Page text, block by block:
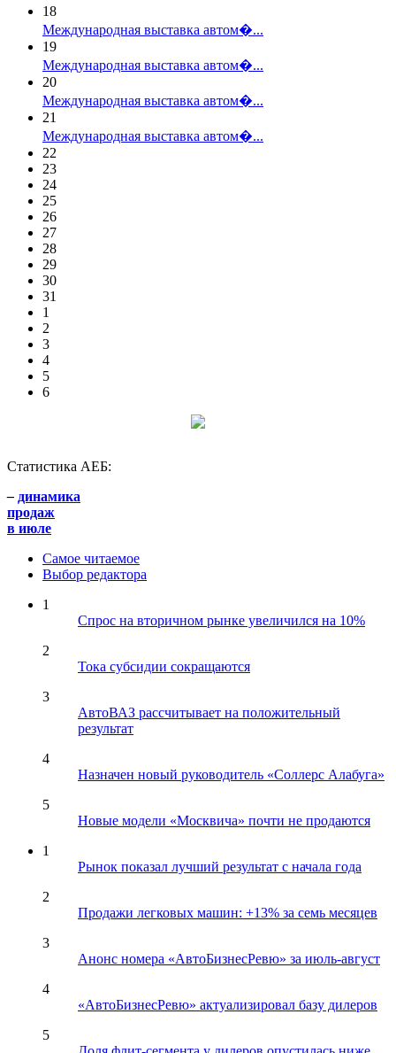
18
Международная выставка автом�...
19
Международная выставка автом�...
20
Международная выставка автом�...
21
Международная выставка автом�...
22
23
24
25
26
27
28
29
30
31
1
2
3
4
5
6
Статистика АЕБ:
– динамика
продаж
в июле
Самое читаемое
Выбор редактора
1
Спрос на вторичном рынке увеличился на 10%
2
Тока субсидии сокращаются
3
АвтоВАЗ рассчитывает на положительный
результат
4
Назначен новый руководитель «Соллерс Алабуга»
5
Новые модели «Москвича» почти не продаются
1
Рынок показал лучший результат с начала года
2
Продажи легковых машин: +13% за семь месяцев
3
Анонс номера «АвтоБизнесРевю» за июль-август
4
«АвтоБизнесРевю» актуализировал базу дилеров
5